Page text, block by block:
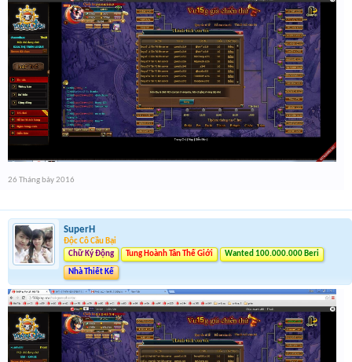
26 Tháng bảy 2016
SuperH
Độc Cô Cầu Bại
Chữ Ký Động
Tung Hoành Tân Thế Giới Wanted 100.000.000 Beri
Nhà Thiết Kế